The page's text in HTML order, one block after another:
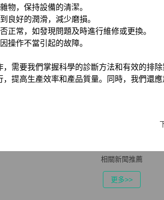
物，保持設備的清潔。
良好的潤滑，減少磨損。
正常，如發現問題及時進行維修或更換。
操作不當引起的故障。
需要我們掌握科學的診斷方法和有效的排
提高生產效率和產品質量。同時，我們還
相關新聞推薦
更多>>